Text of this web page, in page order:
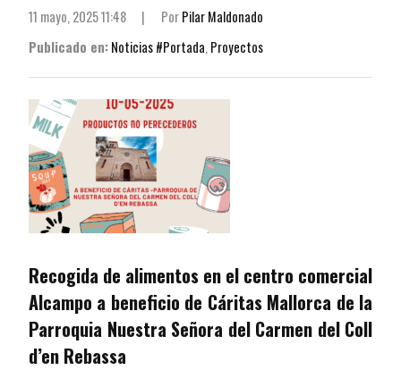
11 mayo, 2025 11:48 | PorPilar Maldonado
Publicado en:Noticias #Portada, Proyectos
Recogida de alimentos en el centro comercial
Alcampo a beneficio de Cáritas Mallorca de la
Parroquia Nuestra Señora del Carmen del Coll
d’en Rebassa